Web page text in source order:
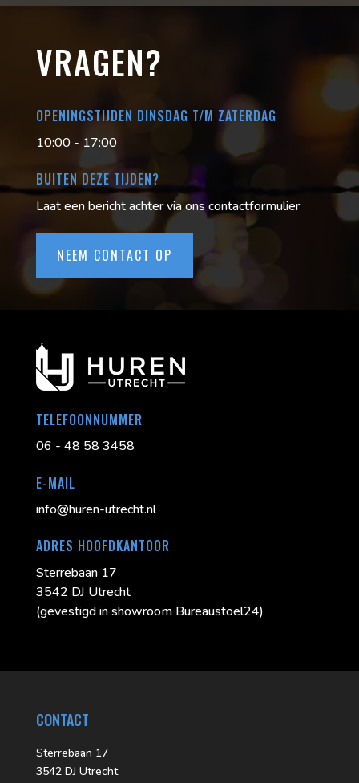
VRAGEN?
OPENINGSTIJDEN DINSDAG T/M ZATERDAG
10:00 - 17:00
BUITEN DEZE TIJDEN?
Laat een bericht achter via ons contactformulier
NEEM CONTACT OP
TELEFOONNUMMER
06 - 48 58 3458
E-MAIL
info@huren-utrecht.nl
ADRES HOOFDKANTOOR
Sterrebaan 17
3542 DJ Utrecht
(gevestigd in showroom Bureaustoel24)
CONTACT
Sterrebaan 17
3542 DJ Utrecht